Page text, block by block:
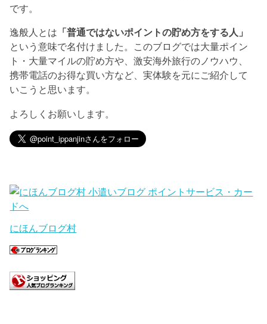
です。
逸般人とは 「普通ではないポイントの貯め方をする人」
という意味で名付けました。このブログでは大量ポイン
ト・大量マイルの貯め方や、激安海外旅行のノウハウ、
携帯電話のお得な買い方など、実体験を元にご紹介して
いこうと思います。
よろしくお願いします。
にほんブログ村